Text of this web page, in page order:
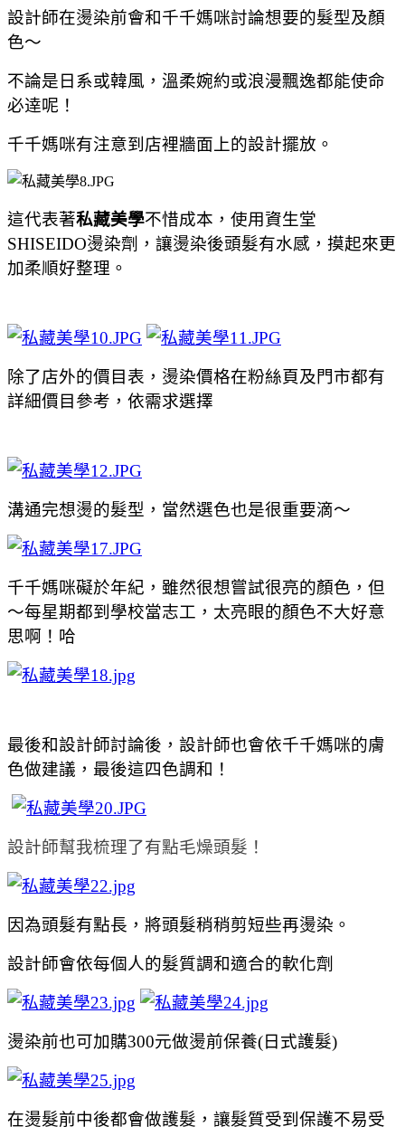
設計師在燙染前會和千千媽咪討論想要的髮型及顏
色～
不論是日系或韓風，溫柔婉約或浪漫飄逸都能使命
必逹呢！
千千媽咪有注意到店裡牆面上的設計擺放。
這代表著私藏美學不惜成本，使用資生堂
SHISEIDO燙染劑，讓燙染後頭髮有水感，摸起來更
加柔順好整理。
除了店外的價目表，燙染價格在粉絲頁及門市都有
詳細價目參考，依需求選擇
溝通完想燙的髮型，當然選色也是很重要滴～
千千媽咪礙於年紀，雖然很想嘗試很亮的顏色，但
～每星期都到學校當志工，太亮眼的顏色不大好意
思啊！哈
最後和設計師討論後，設計師也會依千千媽咪的膚
色做建議，最後這四色調和！
設計師幫我梳理了有點毛燥頭髮！
因為頭髮有點長，將頭髮稍稍剪短些再燙染。
設計師會依每個人的髮質調和適合的軟化劑
燙染前也可加購300元做燙前保養(日式護髮)
在燙髮前中後都會做護髮，讓髮質受到保護不易受